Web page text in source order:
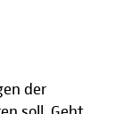
der